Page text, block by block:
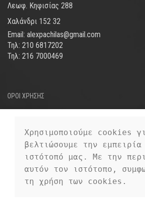
Λεωφ. Κηφισίας 288
Χαλάνδρι 152 32
Email: alexpachilas@gmail.com
Τηλ: 210 6817202
Τηλ: 216 7000469
ΟΡΟΙ ΧΡΗΣΗΣ
ΤΡΟΠΟΙ ΠΛΗΡΩΜΗΣ
ΠΡΟΣΩΠΙΚΑ ΔΕΔΟΜΕΝΑ
Χρησιμοποιούμε cookies
βελτιώσουμε την
ιστότοπό μας. Με την
αυτόν τον ιστότοπο,
τη χρήση των cookies.